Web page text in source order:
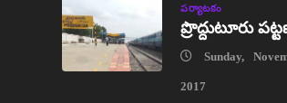
పర్యాటకం
ప్రొద్దుటూరు
Sunday,
2017